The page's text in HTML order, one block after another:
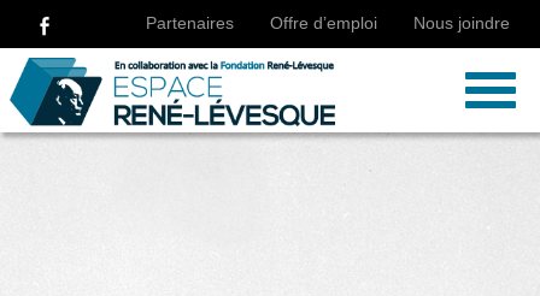
Partenaires Offre d’emploi Nous joindre